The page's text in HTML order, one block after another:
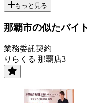
もっと見る
那覇市の似たバイ
業務委託契約
りらくる 那覇店3